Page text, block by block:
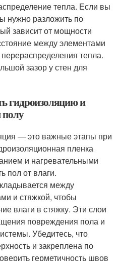
тепла. Если вы
нужно разложить по
зависит от мощности
между элементами
тепла.
зазор у стен для
гидроизоляцию и
— это важные этапы при
пленка
и нагревательными
пол от влаги.
между
и стяжкой, чтобы
влаги в стяжку. Эти слои
повреждения пола и
Убедитесь, что
и закреплена по
герметичность швов